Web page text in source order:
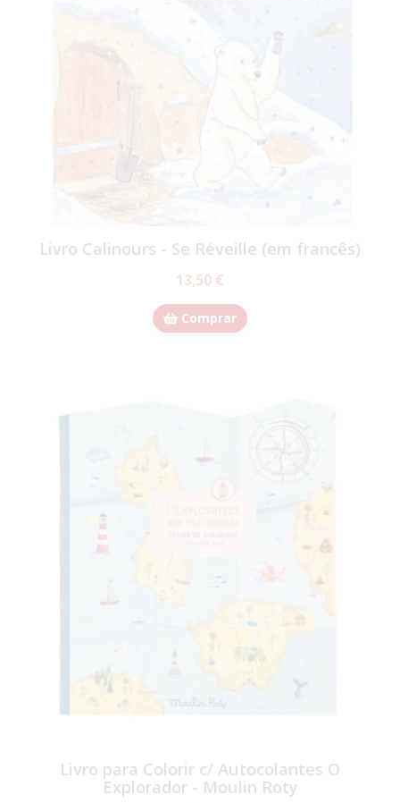
Livro Calinours - Se Réveille (em francês)
13,50 €
Comprar
Livro para Colorir c/ Autocolantes O
Explorador - Moulin Roty